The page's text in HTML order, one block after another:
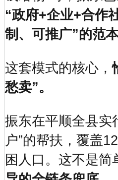
“政府+企业+合作
制、可推广”的范本
这套模式的核心，
愁卖”。
振东在平顺全县实
户”的帮扶，覆盖
困人口。这不是简